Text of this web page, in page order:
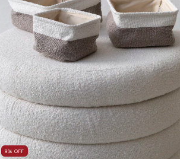
9% OFF